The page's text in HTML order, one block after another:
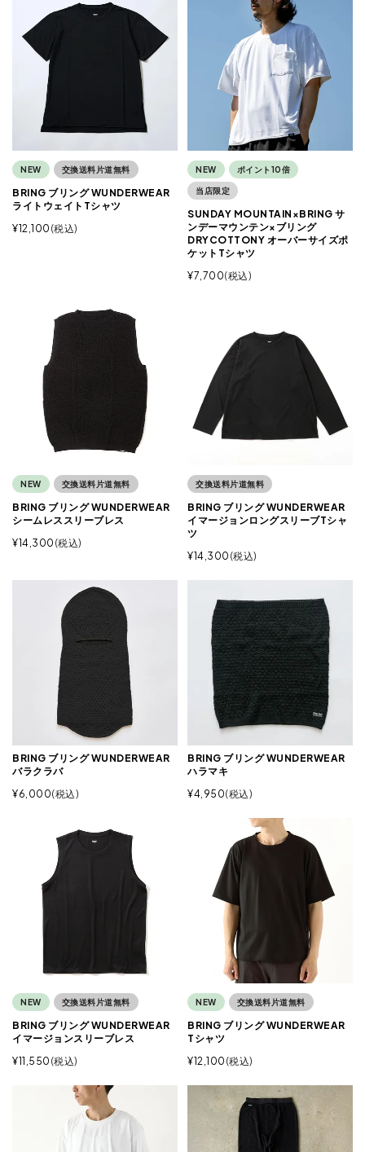
NEW 交換送料片道無料
BRING ブリング WUNDERWEAR
ライトウェイトTシャツ
¥12,100 税込
NEW ポイント10倍
当店限定
SUNDAY MOUNTAIN×BRING サ
ンデーマウンテン×ブリング
DRYCOTTONY オーバーサイズポ
ケットTシャツ
¥7,700 税込
NEW 交換送料片道無料
BRING ブリング WUNDERWEAR
シームレススリーブレス
¥14,300 税込
交換送料片道無料
BRING ブリング WUNDERWEAR
イマージョンロングスリーブTシャ
ツ
¥14,300 税込
BRING ブリング WUNDERWEAR
バラクラバ
¥6,000 税込
BRING ブリング WUNDERWEAR
ハラマキ
¥4,950 税込
NEW 交換送料片道無料
BRING ブリング WUNDERWEAR
イマージョンスリーブレス
¥11,550 税込
NEW 交換送料片道無料
BRING ブリング WUNDERWEAR
Tシャツ
¥12,100 税込